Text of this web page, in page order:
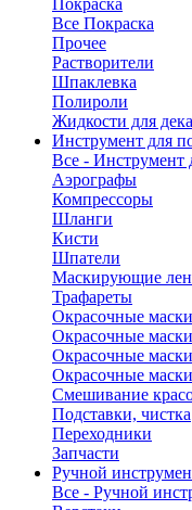
Покраска
Все Покраска
Прочее
Растворители
Шпаклевка
Полироли
Жидкости для
Инструмент для
Все - Инструмент
Аэрографы
Компрессоры
Шланги
Кисти
Шпатели
Маскирующие
Трафареты
Окрасочные
Окрасочные
Окрасочные
Окрасочные
Смешивание
Подставки, чистка
Переходники
Запчасти
Ручной
Все - Ручной